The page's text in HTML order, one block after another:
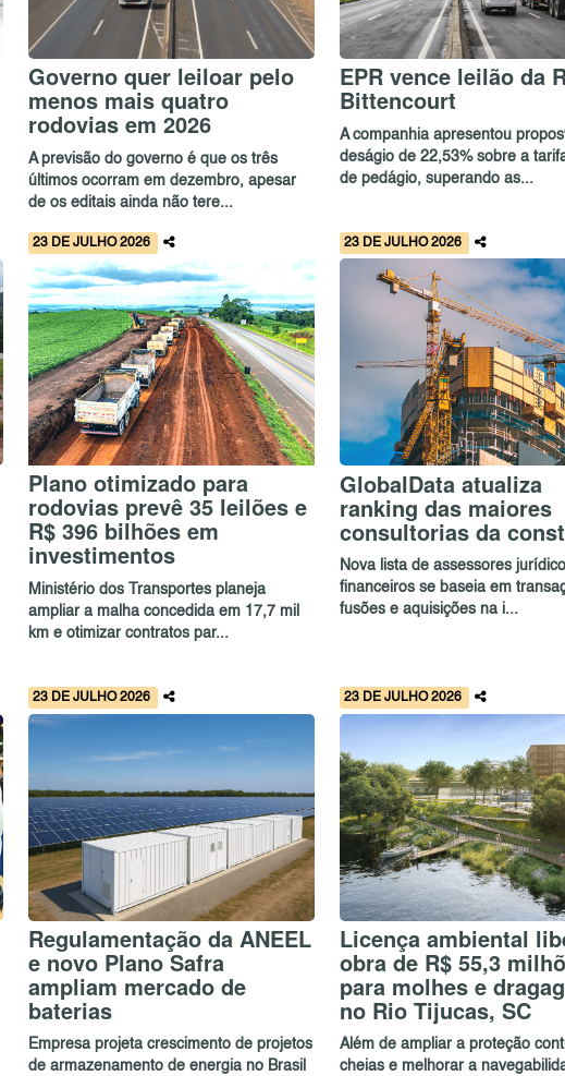
Governo quer leiloar pelo
menos mais quatro
rodovias em 2026
A previsão do governo é que os três
últimos ocorram em dezembro, apesar
de os editais ainda não tere...
EPR vence leilão da
Bittencourt
A companhia apresentou
deságio de 22,53% sobre a
de pedágio, superando as...
23 DE JULHO 2026
Plano otimizado para
rodovias prevê 35 leilões e
R$ 396 bilhões em
investimentos
Ministério dos Transportes planeja
ampliar a malha concedida em 17,7 mil
km e otimizar contratos par...
23 DE JULHO 2026
GlobalData atualiza
ranking das maiores
consultorias da
Nova lista de assessores
financeiros se baseia em
fusões e aquisições na i...
23 DE JULHO 2026
Regulamentação da ANEEL
e novo Plano Safra
ampliam mercado de
baterias
Empresa projeta crescimento de projetos
de armazenamento de energia no Brasil
23 DE JULHO 2026
Licença ambiental
obra de R$ 55,3
para molhes e
no Rio Tijucas, SC
Além de ampliar a proteção
cheias e melhorar a